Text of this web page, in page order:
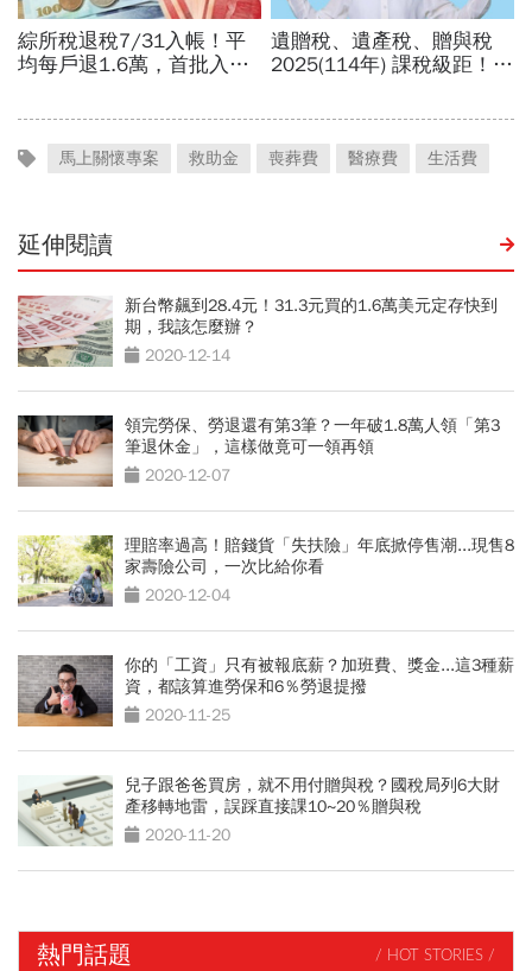
馬上關懷專案 救助金 喪葬費 醫療費 生活費
延伸閱讀
新台幣飆到28.4元！31.3元買的1.6萬美元定存快到
期，我該怎麼辦？
2020-12-14
領完勞保、勞退還有第3筆？一年破1.8萬人領「第3
筆退休金」，這樣做竟可一領再領
2020-12-07
理賠率過高！賠錢貨「失扶險」年底掀停售潮...現售8
家壽險公司，一次比給你看
2020-12-04
你的「工資」只有被報底薪？加班費、獎金...這3種薪
資，都該算進勞保和6％勞退提撥
2020-11-25
兒子跟爸爸買房，就不用付贈與稅？國稅局列6大財
產移轉地雷，誤踩直接課10~20％贈與稅
2020-11-20
熱門話題 / HOT STORIES /